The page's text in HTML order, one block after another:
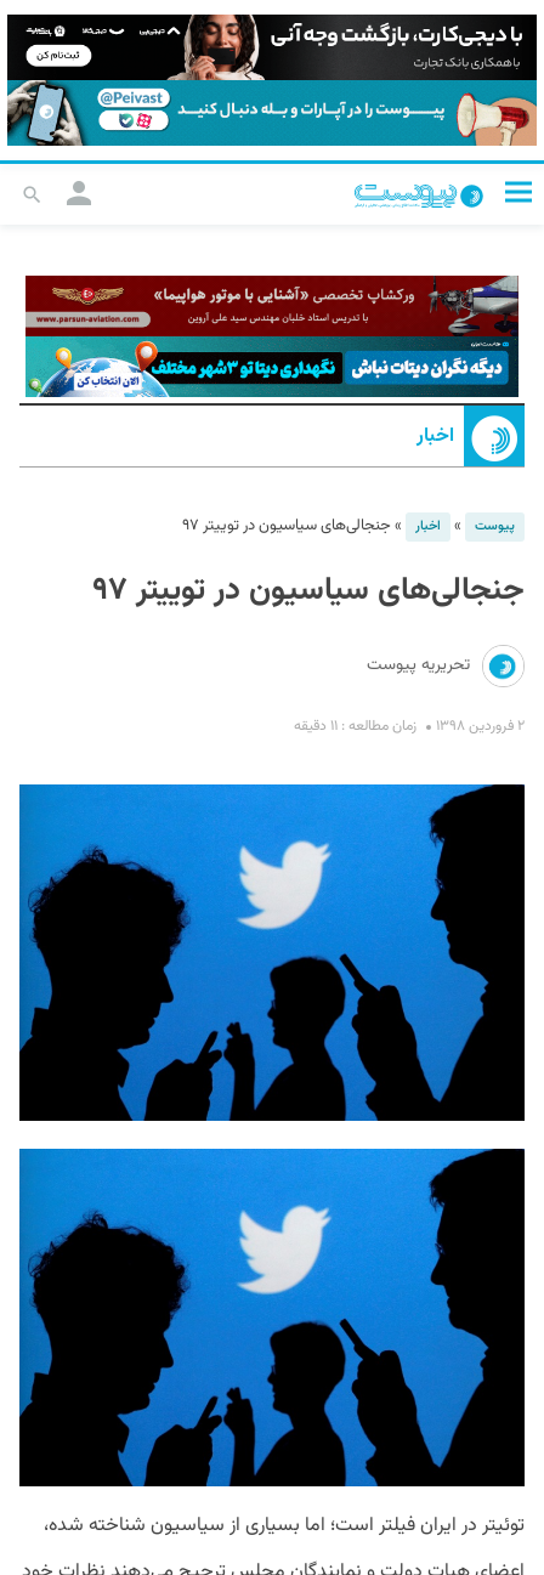
اخبار
پیوست » اخبار » جنجالی‌های سیاسیون در توییتر ۹۷
جنجالی‌های سیاسیون در توییتر ۹۷
تحریریه پیوست
۲ فروردین ۱۳۹۸ زمان مطالعه : ۱۱ دقیقه
توئیتر در ایرانفیلتر است؛ اما بسیاری از سیاسیون شناخته شده،